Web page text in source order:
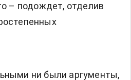
– подождет, отделив
ни были аргументы,